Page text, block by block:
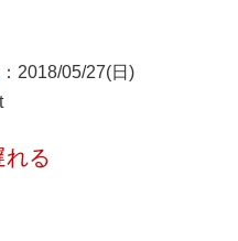
：2018/05/27(日)
れる